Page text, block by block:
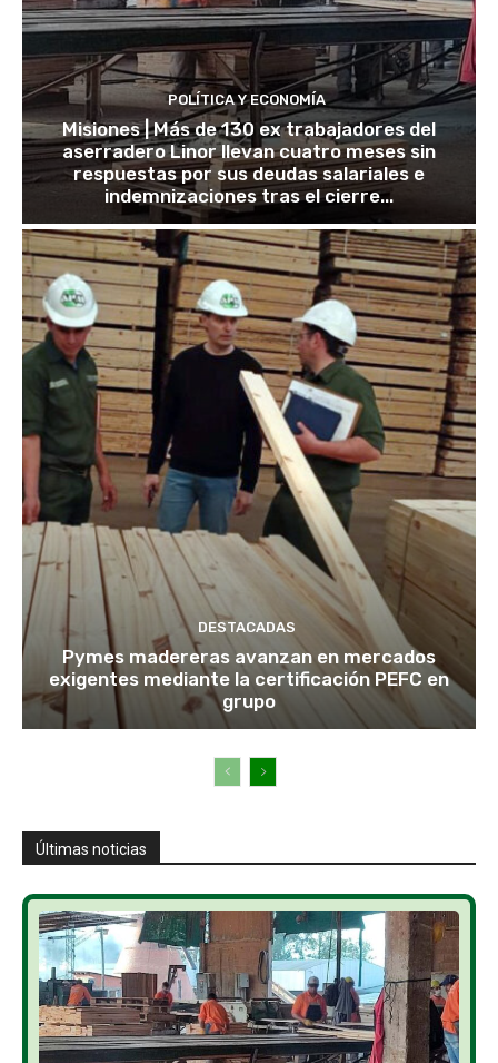
POLÍTICA Y ECONOMÍA
Misiones | Más de 130 ex trabajadores del
aserradero Linor llevan cuatro meses sin
respuestas por sus deudas salariales e
indemnizaciones tras el cierre...
DESTACADAS
Pymes madereras avanzan en mercados
exigentes mediante la certificación PEFC en
grupo
Últimas noticias